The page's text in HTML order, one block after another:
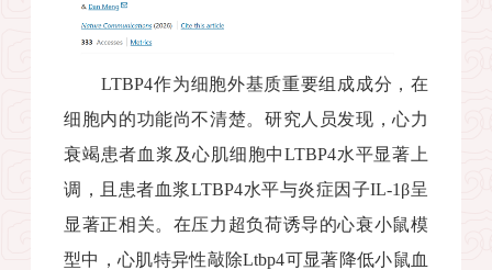
LTBP4作为细胞外基质重要组成成分，在
细胞内的功能尚不清楚。研究人员发现，心力
衰竭患者血浆及心肌细胞中LTBP4水平显著上
调，且患者血浆LTBP4水平与炎症因子IL-1 β呈
显著正相关。在压力超负荷诱导的心衰小鼠模
型中，心肌特异性敲除Ltbp4可显著降低小鼠血